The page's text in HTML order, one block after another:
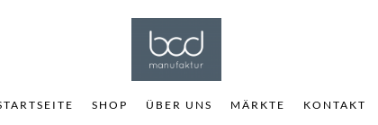
SHOP ÜBER UNS MÄRKTE KONTAKT